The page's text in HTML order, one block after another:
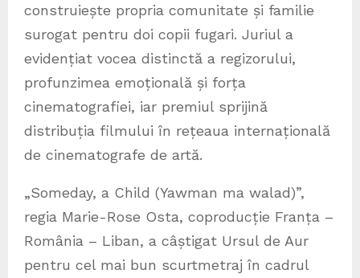
construiește propria comunitate și familie
surogat pentru doi copii fugari. Juriul a
evidențiat vocea distinctă a regizorului,
profunzimea emoțională și forța
cinematografiei, iar premiul sprijină
distribuția filmului în rețeaua internațională
de cinematografe de artă.
„Someday, a Child (Yawman ma walad)”,
regia Marie-Rose Osta, coproducție Franța –
România – Liban, a câștigat Ursul de Aur
pentru cel mai bun scurtmetraj în cadrul